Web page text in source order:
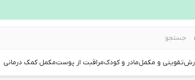
تقویتی و مکملمادر و کودکمراقبت از پوستمکمل کمک درمانی